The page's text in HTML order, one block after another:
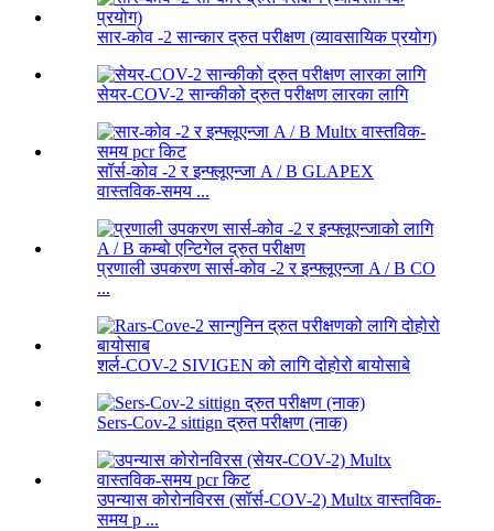
सार-कोव -2 सान्कार द्रुत परीक्षण (व्यावसायिक प्रयोग)
सेयर-COV-2 सान्कीको द्रुत परीक्षण लारका लागि
सॉर्स-कोव -2 र इन्फ्लूएन्जा A / B GLAPEX
वास्तविक-समय ...
प्रणाली उपकरण सार्स-कोव -2 र इन्फ्लूएन्जा A / B CO
...
शर्ल-COV-2 SIVIGEN को लागि दोहोरो बायोसाबे
Sers-Cov-2 sittign द्रुत परीक्षण (नाक)
उपन्यास कोरोनविरस (सॉर्स-COV-2) Multx वास्तविक-
समय p ...